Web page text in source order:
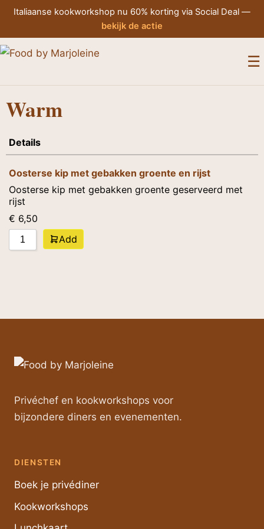
Italiaanse kookworkshop nu 60% korting via Social Deal —
bekijk de actie
☰
Warm
Details
Oosterse kip met gebakken groente en rijst
Oosterse kip met gebakken groente geserveerd met
rijst
€ 6,50
Add
Privéchef en kookworkshops voor
bijzondere diners en evenementen.
DIENSTEN
Boek je privédiner
Kookworkshops